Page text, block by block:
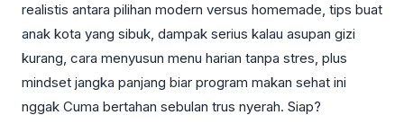
realistis antara pilihan modern versus homemade, tips buat
anak kota yang sibuk, dampak serius kalau asupan gizi
kurang, cara menyusun menu harian tanpa stres, plus
mindset jangka panjang biar program makan sehat ini
nggak Cuma bertahan sebulan trus nyerah. Siap?